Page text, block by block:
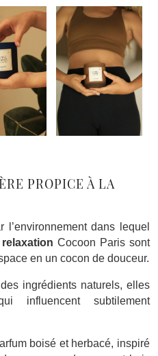
PROPICE À LA
dans lequel
Cocoon Paris sont
en un cocon de douceur.
ingrédients naturels, elles
influencent subtilement
boisé et herbacé, inspiré